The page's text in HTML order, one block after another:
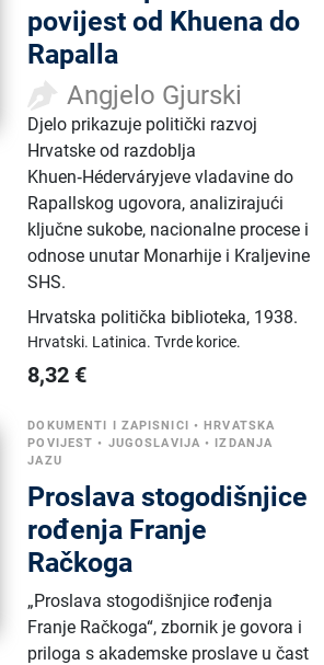
povijest od Khuena do
Rapalla
Angjelo Gjurski
Djelo prikazuje politički razvoj
Hrvatske od razdoblja
Khuen‑Héderváryjeve vladavine do
Rapallskog ugovora, analizirajući
ključne sukobe, nacionalne procese i
odnose unutar Monarhije i Kraljevine
SHS.
Hrvatska politička biblioteka, 1938.
Hrvatski. Latinica.Tvrde korice.
8,32 €
DOKUMENTI I ZAPISNICI •HRVATSKA
POVIJEST • JUGOSLAVIJA • IZDANJA
JAZU
Proslava stogodišnjice
rođenja Franje
Račkoga
„Proslava stogodišnjice rođenja
Franje Račkoga“, zbornik je govora i
priloga s akademske proslave u čast